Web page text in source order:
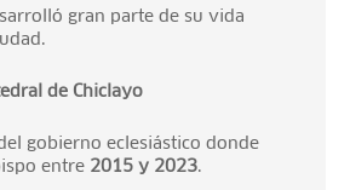
gran parte de su vida
de Chiclayo
gobierno eclesiástico donde
entre 2015 y 2023.